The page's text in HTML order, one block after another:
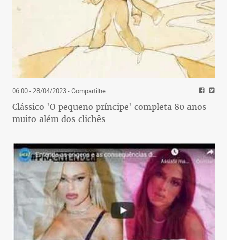
06:00 - 28/04/2023- Compartilhe
Clássico 'O pequeno príncipe' completa 80 anos
muito além dos clichês